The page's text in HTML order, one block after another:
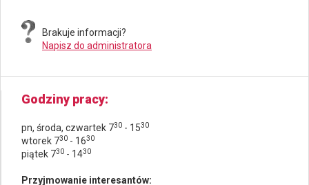
Brakuje informacji?
Napisz do administratora
Godziny pracy
pn, środa, czwartek 730 - 1530
wtorek 730 - 1630
piątek 730 - 1430
Przyjmowanie interesantów: